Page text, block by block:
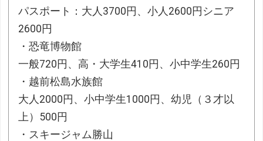
パスポート：大人3700円、小人2600円シニア
2600円
・恐竜博物館
一般720円、高・大学生410円、小中学生260円
・越前松島水族館
大人2000円、小中学生1000円、幼児（３才以
上）500円
・スキージャム勝山